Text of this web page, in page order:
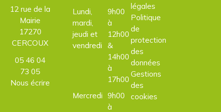
12 rue de la
Mairie
17270
CERCOUX
05 46 04
73 05
Nous écrire
Lundi,
mardi,
jeudi et
vendredi
9h00
à
12h00
&
14h00
à
17h00
Mercredi 9h00
à
légales
Politique
de
protection
des
données
Gestions
des
cookies